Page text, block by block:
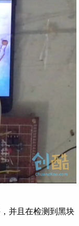
并且在检测到黑块